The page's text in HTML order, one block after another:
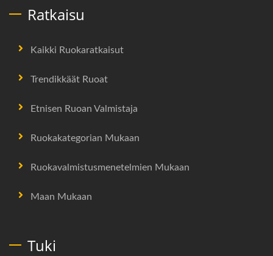
Ratkaisu
Kaikki Ruokaratkaisut
Trendikkäät Ruoat
Etnisen Ruoan Valmistaja
Ruokakategorian Mukaan
Ruokavalmistusmenetelmien Mukaan
Maan Mukaan
Tuki